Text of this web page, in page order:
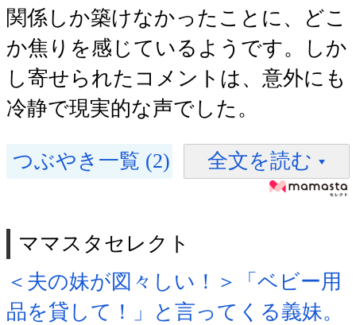
関係しか築けなかったことに、どこ
か焦りを感じているようです。しか
し寄せられたコメントは、意外にも
冷静で現実的な声でした。
つぶやき一覧 (2) 全文を読む
ママスタセレクト
＜夫の妹が図々しい！＞「ベビー用
品を貸して！」と言ってくる義妹。